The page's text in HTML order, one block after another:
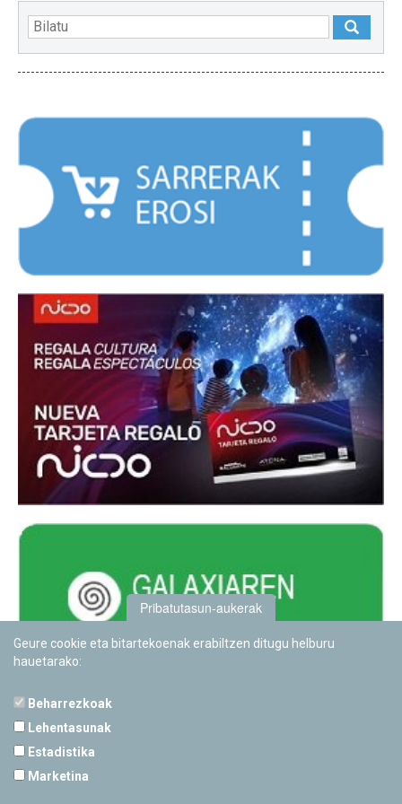
Pribatutasun-aukerak
Geure cookie eta bitartekoenak erabiltzen ditugu helburu
hauetarako:
Beharrezkoak
Lehentasunak
Estadistika
Marketina